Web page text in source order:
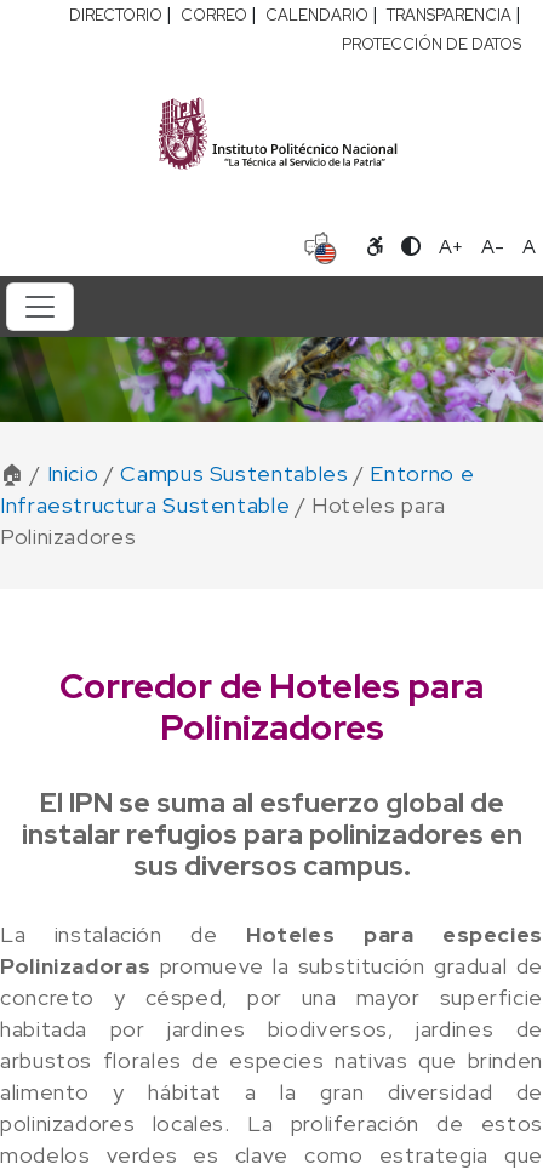
DIRECTORIO | CORREO | CALENDARIO | TRANSPARENCIA |
PROTECCIÓN DE DATOS
A+ A- A
🏠 / Inicio /Campus Sustentables / Entorno e
Infraestructura Sustentable / Hoteles para
Polinizadores
Corredor de Hoteles para
Polinizadores
El IPN se suma al esfuerzo global de
instalar refugios para polinizadores en
sus diversos campus.
La instalación de Hoteles para especies
Polinizadoras promueve la substitución gradual de
concreto y césped, por una mayor superficie
habitada por jardines biodiversos, jardines de
arbustos florales de especies nativas que brinden
alimento y hábitat a la gran diversidad de
polinizadores locales. La proliferación de estos
modelos verdes es clave como estrategia que